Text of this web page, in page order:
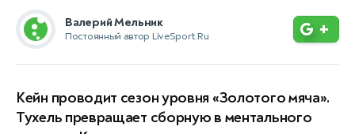
Валерий Мельник
Постоянный автор LiveSport.Ru +
Кейн проводит сезон уровня «Золотого мяча».
Тухель превращает сборную в ментального